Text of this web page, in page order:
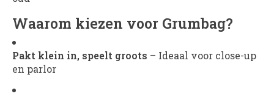
Waarom kiezen voor Grumbag?
Pakt klein in, speelt groots – Ideaal voor close-up
en parlor